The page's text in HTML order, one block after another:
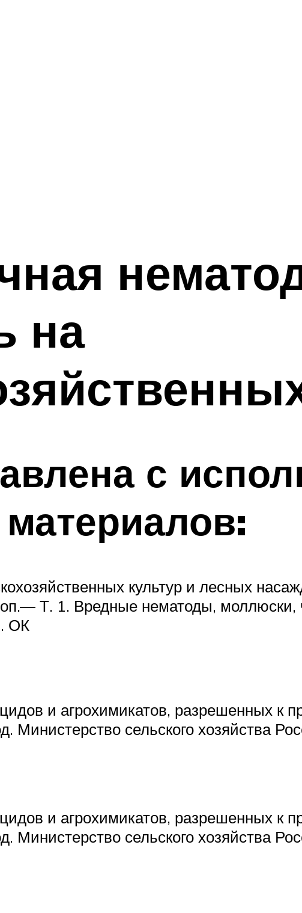
на
с
культур и лесных
Т. 1. Вредные нематоды, моллюски,
ОК
и агрохимикатов, разрешенных к
Министерство сельского хозяйства
и агрохимикатов, разрешенных к
Министерство сельского хозяйства